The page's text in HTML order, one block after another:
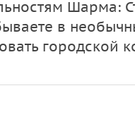
Шарма:
в
городской